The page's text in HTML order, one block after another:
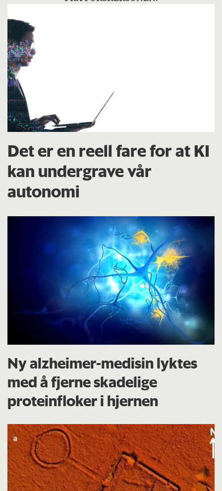
Det er en reell fare for at KI
kan undergrave vår
autonomi
Ny alzheimer-medisin lyktes
med å fjerne skadelige
proteinfloker i hjernen